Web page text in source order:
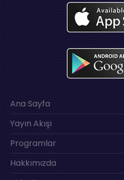
Ana Sayfa
Yayın Akışı
Programlar
Hakkımızda